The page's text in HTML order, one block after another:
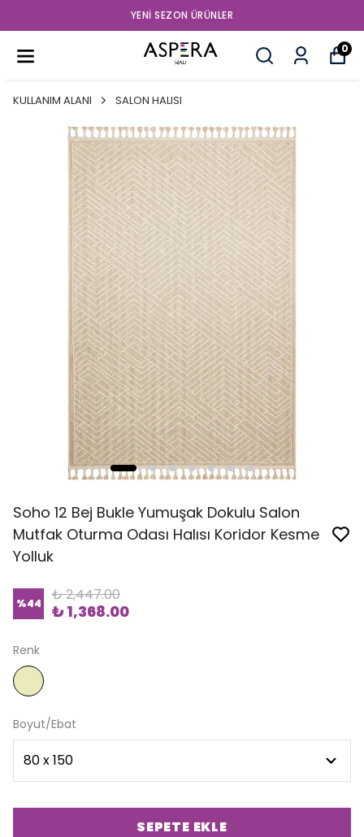
YENI SEZON ÜRÜNLER
0
KULLANIM ALANI SALON HALISI
Soho 12 Bej Bukle Yumuşak Dokulu Salon
Mutfak Oturma Odası Halısı Koridor Kesme
Yolluk
%44 ₺ 2,447.00
₺ 1,368.00
Renk
Boyut/Ebat
SEPETE EKLE